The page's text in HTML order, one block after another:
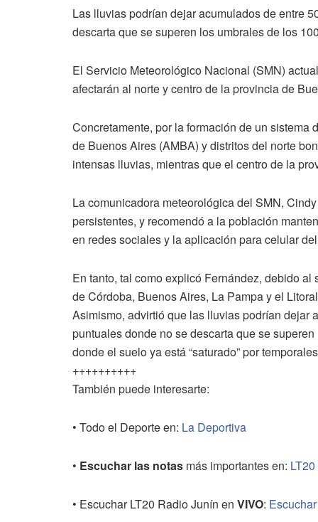
Las lluvias podrían dejar acumulados de entre
descarta que se superen los umbrales de los
El Servicio Meteorológico Nacional (SMN)
afectarán al norte y centro de la provincia de
Concretamente, por la formación de un
de Buenos Aires (AMBA) y distritos del norte
intensas lluvias, mientras que el centro de la
La comunicadora meteorológica del SMN,
persistentes, y recomendó a la población
en redes sociales y la aplicación para celular
En tanto, tal como explicó Fernández, debido
de Córdoba, Buenos Aires, La Pampa y el
Asimismo, advirtió que las lluvias podrían dejar
puntuales donde no se descarta que se
donde el suelo ya está “saturado” por
++++++++++
También puede interesarte:
• Todo el Deporte en: La Deportiva
• Escuchar las notas más importantes en:
• Escuchar LT20 Radio Junín en VIVO: